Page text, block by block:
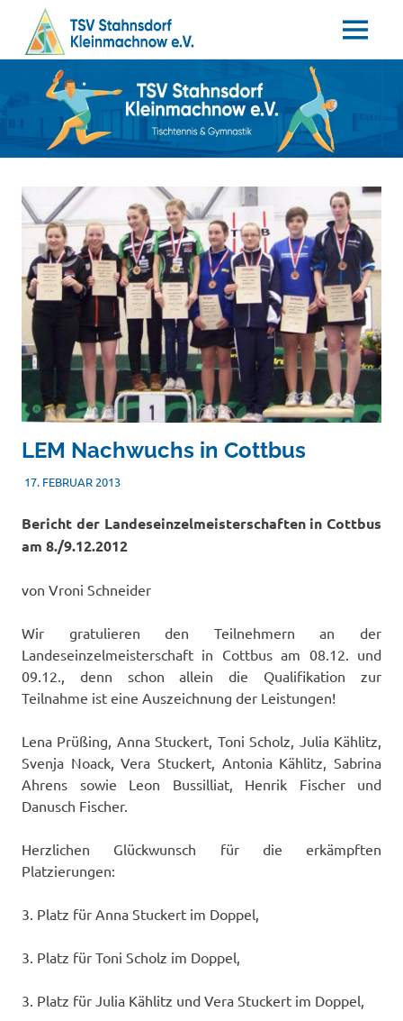
springen
TSV
Stahnsdorf
/
Kleinmachnow
e.V.
Tischtennis
Gymnastik
MENÜ
LEM Nachwuchs in Cottbus
17. FEBRUAR 2013TSVADMIN
NACHWUCHS
Bericht der Landeseinzelmeisterschaften in Cottbus
am 8./9.12.2012
von Vroni Schneider
Wir gratulieren den Teilnehmern an der
Landeseinzelmeisterschaft in Cottbus am 08.12. und
09.12., denn schon allein die Qualifikation zur
Teilnahme ist eine Auszeichnung der Leistungen!
Lena Prüßing, Anna Stuckert, Toni Scholz, Julia Kählitz,
Svenja Noack, Vera Stuckert, Antonia Kählitz, Sabrina
Ahrens sowie Leon Bussilliat, Henrik Fischer und
Danusch Fischer.
Herzlichen Glückwunsch für die erkämpften
Platzierungen:
3. Platz für Anna Stuckert im Doppel,
3. Platz für Toni Scholz im Doppel,
3. Platz für Julia Kählitz und Vera Stuckert im Doppel,